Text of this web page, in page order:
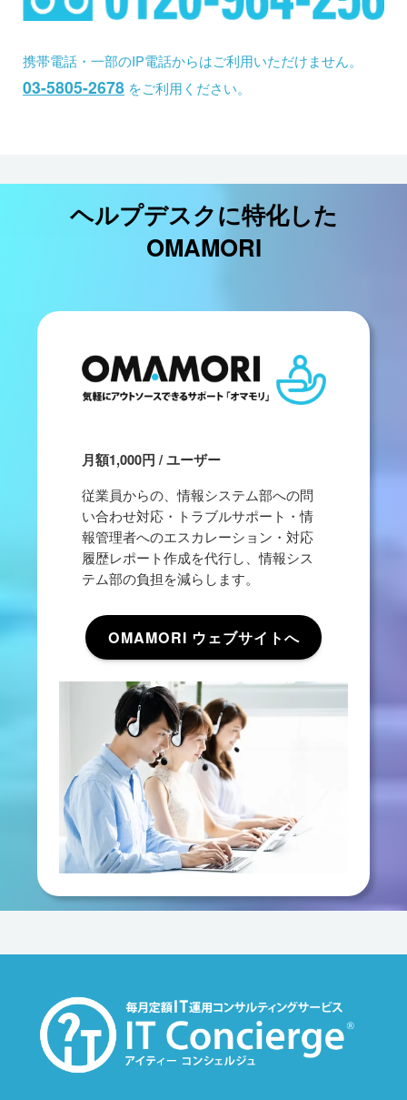
る開示、利用目的の通知、内容の訂正・追加または削除、利用停
下、開示等という)に応じます。
開示等に応ずる窓口は、下記「当社の個人情報の取扱いに関する
8. 本人が容易に認識できない方法による
個人情報の取得
クッキーとは、ご本人のパソコンとホームページとの間でやり取
りする小さな情報ファイルのことをいい、ホームページの内容や
ご提供するサービスをよりご満足いただけるように改良するため
にのみ使用いたします。
Webビーコンとはクッキーと一緒に機能し、ご本人のコンピュー
なお、これらのクッキー、Webビーコンによってご本人およびご
んが、クッキー、Webビーコンの使用を希望されない場合は、ご
使用されているブラウザの設定を行うことで使用を中止すること
ができます。
9. 個人情報保護方針
当社ホームページの個人情報保護方針をご覧下さい。
10. 当社の個人情報の取扱いに関する苦
情、相談等の問合せ先
窓口の名称
個人情報問合せ窓口
住所：東京都文京区本郷2-35-10 本郷瀬川
ビル 5F
電話：03-5805-2678 / FAX：03-5805-2679
電子メール：privacy
checkfield.co.jp
携帯電話・一部のIP電話からはご利用いただけません。
03-5805-2678 をご利用ください。
ヘルプデスクに特化した
OMAMORI
月額1,000円 / ユーザー
従業員からの、情報システム部への問
い合わせ対応・トラブルサポート・情
報管理者へのエスカレーション・対応
履歴レポート作成を代行し、情報シス
テム部の負担を減らします。
OMAMORI ウェブサイトへ